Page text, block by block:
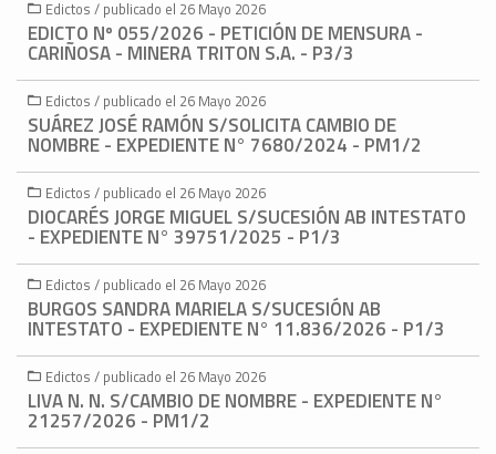
Edictos / publicado el 26 Mayo 2026
EDICTO Nº 055/2026 - PETICIÓN DE MENSURA -
CARIÑOSA - MINERA TRITON S.A. - P3/3
Edictos / publicado el 26 Mayo 2026
SUÁREZ JOSÉ RAMÓN S/SOLICITA CAMBIO DE
NOMBRE - EXPEDIENTE N° 7680/2024 - PM1/2
Edictos / publicado el 26 Mayo 2026
DIOCARÉS JORGE MIGUEL S/SUCESIÓN AB INTESTATO
- EXPEDIENTE N° 39751/2025 - P1/3
Edictos / publicado el 26 Mayo 2026
BURGOS SANDRA MARIELA S/SUCESIÓN AB
INTESTATO - EXPEDIENTE N° 11.836/2026 - P1/3
Edictos / publicado el 26 Mayo 2026
LIVA N. N. S/CAMBIO DE NOMBRE - EXPEDIENTE N°
21257/2026 - PM1/2